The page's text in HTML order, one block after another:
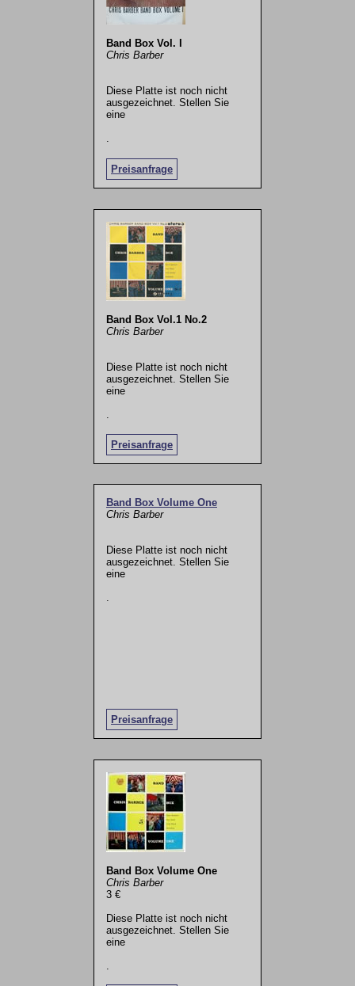
Band Box Vol. I
Chris Barber
Diese Platte ist noch nicht
ausgezeichnet. Stellen Sie
eine
Preisanfrage
Band Box Vol.1 No.2
Chris Barber
Diese Platte ist noch nicht
ausgezeichnet. Stellen Sie
eine
Preisanfrage
Band Box Volume One
Chris Barber
Diese Platte ist noch nicht
ausgezeichnet. Stellen Sie
eine
Preisanfrage
.
Band Box Volume One
Chris Barber
3 €
Diese Platte ist noch nicht
ausgezeichnet. Stellen Sie
eine